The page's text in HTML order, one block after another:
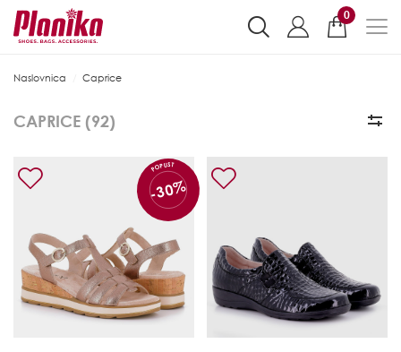
0
Naslovnica Caprice
CAPRICE (92)
POPUST
-30%